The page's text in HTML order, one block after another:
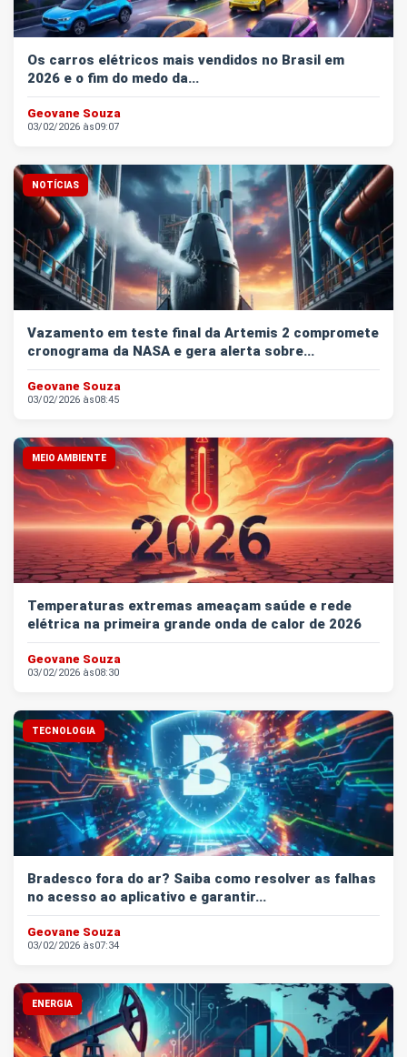
Os carros elétricos mais vendidos no Brasil em
2026 e o fim do medo da...
Geovane Souza
03/02/2026 às09:07
NOTÍCIAS
Vazamento em teste final da Artemis 2 compromete
cronograma da NASA e gera alerta sobre...
Geovane Souza
03/02/2026 às08:45
MEIO AMBIENTE
Temperaturas extremas ameaçam saúde e rede
elétrica na primeira grande onda de calor de 2026
Geovane Souza
03/02/2026 às08:30
TECNOLOGIA
Bradesco fora do ar? Saiba como resolver as falhas
no acesso ao aplicativo e garantir...
Geovane Souza
03/02/2026 às07:34
ENERGIA